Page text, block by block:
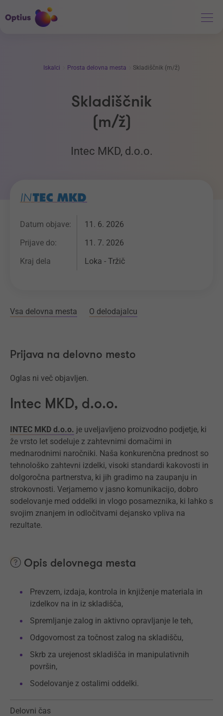
Iskalci Prosta delovna mesta Skladiščnik (m/ž)
Skladiščnik
(m/ž)
Intec MKD, d.o.o.
Datum objave:
11. 6. 2026
Prijave do:
11. 7. 2026
Kraj dela
Loka - Tržič
Vsa delovna mesta O delodajalcu
Prijava na delovno mesto
Oglas ni več objavljen.
Intec MKD, d.o.o.
INTEC MKD d.o.o. je uveljavljeno proizvodno podjetje, ki
že vrsto let sodeluje z zahtevnimi domačimi in
mednarodnimi naročniki. Naša konkurenčna prednost so
tehnološko zahtevni izdelki, visoki standardi kakovosti in
dolgoročna partnerstva, ki jih gradimo na zaupanju in
strokovnosti. Verjamemo v jasno komunikacijo, dobro
sodelovanje med oddelki in vlogo posameznika, ki lahko s
svojim znanjem in odločitvami dejansko vpliva na
rezultate.
Opis delovnega mesta
Prevzem, izdaja, kontrola in knjiženje materiala in
izdelkov na in iz skladišča,
Spremljanje zalog in aktivno opravljanje le teh,
Odgovornost za točnost zalog na skladišču,
Skrb za urejenost skladišča in manipulativnih
površin,
Sodelovanje z ostalimi oddelki.
Delovni čas